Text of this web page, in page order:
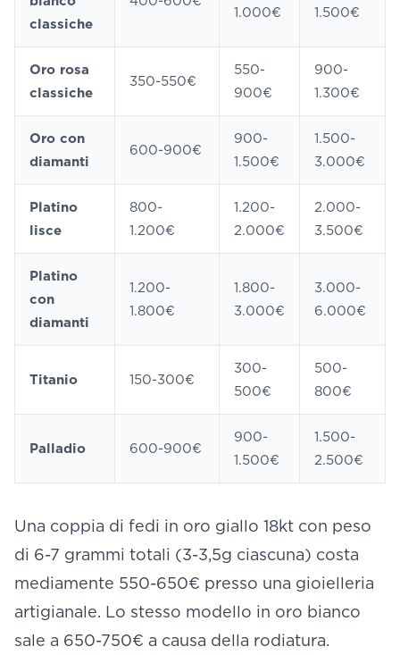
classiche
1.000€ 1.500€
Oro rosa
classiche
350-550€
550-
900€
900-
1.300€
Oro con
diamanti
600-900€
900-
1.500€
1.500-
3.000€
Platino
lisce
800-
1.200€
1.200-
2.000€
2.000-
3.500€
Platino
con
diamanti
1.200-
1.800€
1.800-
3.000€
3.000-
6.000€
Titanio 150-300€
300-
500€
500-
800€
Palladio 600-900€
900-
1.500€
1.500-
2.500€
Una coppia di fedi in oro giallo 18kt con peso
di 6-7 grammi totali (3-3,5g ciascuna) costa
mediamente 550-650€ presso una gioielleria
artigianale. Lo stesso modello in oro bianco
sale a 650-750€ a causa della rodiatura.